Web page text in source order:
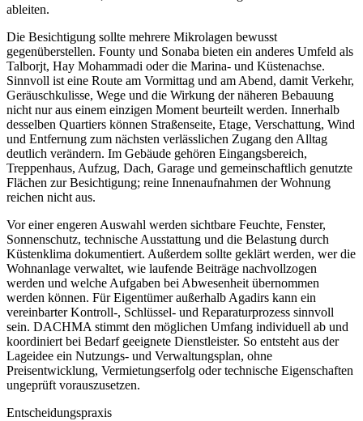
ableiten.
Die Besichtigung sollte mehrere Mikrolagen bewusst
gegenüberstellen. Founty und Sonaba bieten ein anderes Umfeld als
Talborjt, Hay Mohammadi oder die Marina- und Küstenachse.
Sinnvoll ist eine Route am Vormittag und am Abend, damit Verkehr,
Geräuschkulisse, Wege und die Wirkung der näheren Bebauung
nicht nur aus einem einzigen Moment beurteilt werden. Innerhalb
desselben Quartiers können Straßenseite, Etage, Verschattung, Wind
und Entfernung zum nächsten verlässlichen Zugang den Alltag
deutlich verändern. Im Gebäude gehören Eingangsbereich,
Treppenhaus, Aufzug, Dach, Garage und gemeinschaftlich genutzte
Flächen zur Besichtigung; reine Innenaufnahmen der Wohnung
reichen nicht aus.
Vor einer engeren Auswahl werden sichtbare Feuchte, Fenster,
Sonnenschutz, technische Ausstattung und die Belastung durch
Küstenklima dokumentiert. Außerdem sollte geklärt werden, wer die
Wohnanlage verwaltet, wie laufende Beiträge nachvollzogen
werden und welche Aufgaben bei Abwesenheit übernommen
werden können. Für Eigentümer außerhalb Agadirs kann ein
vereinbarter Kontroll-, Schlüssel- und Reparaturprozess sinnvoll
sein. DACHMA stimmt den möglichen Umfang individuell ab und
koordiniert bei Bedarf geeignete Dienstleister. So entsteht aus der
Lageidee ein Nutzungs- und Verwaltungsplan, ohne
Preisentwicklung, Vermietungserfolg oder technische Eigenschaften
ungeprüft vorauszusetzen.
Entscheidungspraxis